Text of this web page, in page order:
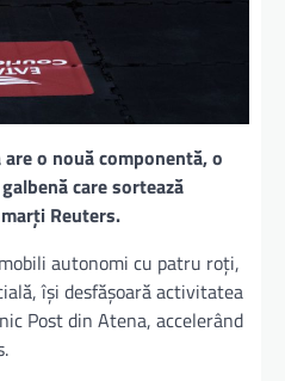
o nouă componentă, o
care sortează
Reuters.
autonomi cu patru roţi,
îşi desfăşoară activitatea
Post din Atena, accelerând